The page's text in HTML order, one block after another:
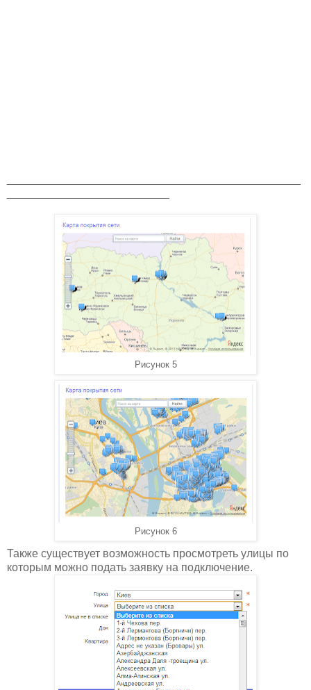
Рисунок 5
Рисунок 6
Также существует возможность просмотреть улицы по
которым можно подать заявку на подключение.